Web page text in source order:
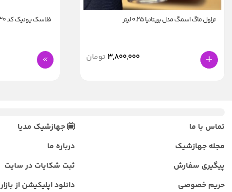
تراول ماگ اسمگ مدل بریتانیا 0.25 لیتر
3,800,000 تومان
فلاسک یونیک کد 1830 گنجایش 0.5 لیتر
تماس با ما جهازشیک مدیا
مجله جهازشیک
درباره ما
پیگیری سفارش
ثبت شکایات در سایت
حریم خصوصی
دانلود اپلیکیشن از بازار